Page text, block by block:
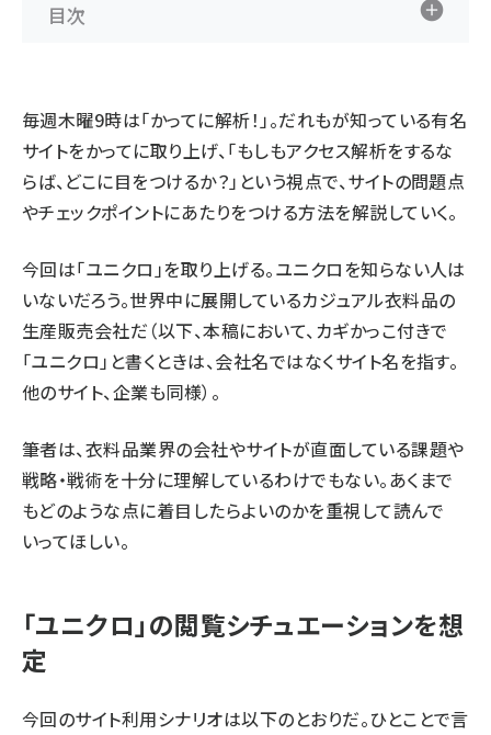
目次
毎週木曜9時は「かってに解析！」。だれもが知っている有名
サイトをかってに取り上げ、「もしもアクセス解析をするな
らば、どこに目をつけるか？」という視点で、サイトの問題点
やチェックポイントにあたりをつける方法を解説していく。
今回は「ユニクロ」を取り上げる。ユニクロを知らない人は
いないだろう。世界中に展開しているカジュアル衣料品の
生産販売会社だ（以下、本稿において、カギかっこ付きで
「ユニクロ」と書くときは、会社名ではなくサイト名を指す。
他のサイト、企業も同様）。
筆者は、衣料品業界の会社やサイトが直面している課題や
戦略・戦術を十分に理解しているわけでもない。あくまで
もどのような点に着目したらよいのかを重視して読んで
いってほしい。
「ユニクロ」の閲覧シチュエーションを想
定
今回のサイト利用シナリオは以下のとおりだ。ひとことで言